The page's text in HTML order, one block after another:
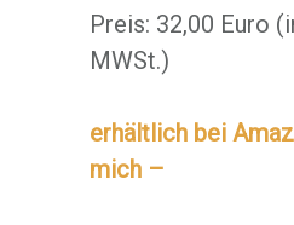
Preis: 32,00 Euro
MWSt.)
erhältlich bei
mich –